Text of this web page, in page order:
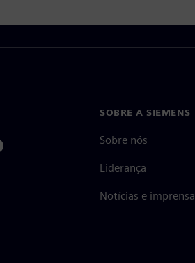
SOBRE A SIEMENS
Sobre nós
Liderança
Notícias e imprensa